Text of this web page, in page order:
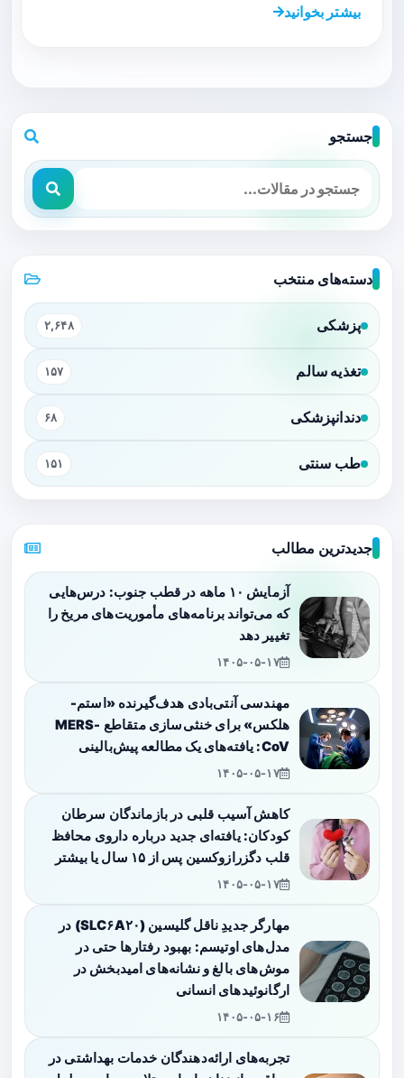
بیشتر بخوانید
جستجو
دسته‌های منتخب
پزشکی ۲,۶۴۸
تغذیه سالم ۱۵۷
دندانپزشکی ۶۸
طب سنتی ۱۵۱
جدیدترین مطالب
آزمایش ۱۰ ماهه در قطب جنوب: درس‌هایی
که می‌تواند برنامه‌های مأموریت‌های مریخ را
تغییر دهد
۱۴۰۵-۰۵-۱۷
مهندسی آنتی‌بادی هدف‌گیرنده «استم-
هلکس» برای خنثی‌سازی متقاطع MERS-
CoV: یافته‌های یک مطالعه پیش‌بالینی
۱۴۰۵-۰۵-۱۷
کاهش آسیب قلبی در بازماندگان سرطان
کودکان: یافته‌ای جدید درباره داروی محافظ
قلب دگزرازوکسین پس از ۱۵ سال یا بیشتر
۱۴۰۵-۰۵-۱۷
مهارگر جدیدِ ناقل گلیسین (SLC۶A۲۰) در
مدل‌های اوتیسم: بهبود رفتارها حتی در
موش‌های بالغ و نشانه‌های امیدبخش در
ارگانوئیدهای انسانی
۱۴۰۵-۰۵-۱۶
تجربه‌های ارائه‌دهندگان خدمات بهداشتی در